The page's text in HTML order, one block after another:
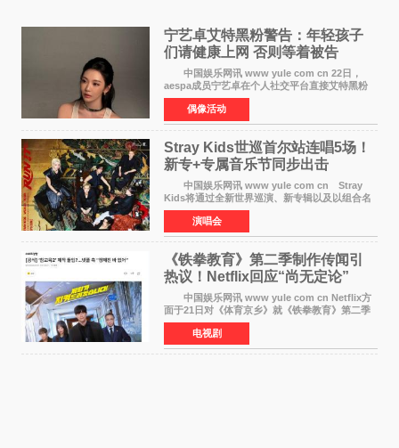
宁艺卓艾特黑粉警告：年轻孩子
们​请健康上网 否则等着被告
中国娱乐网讯 www yule com cn 22日，
aespa成员宁艺卓在个人社交平台直接艾特黑粉
账号，正面喊话回应长期以来的恶意攻击，引发
广泛关注。 宁艺卓在文中表示，自己早已注
意到部分网友持续
偶像活动
Stray Kids世巡首尔站连唱5场！
新专+专属音乐节同步出击
中国娱乐网讯 www yule com cn Stray
Kids将通过全新世界巡演、新专辑以及以组合名
义打造的专属音乐节等一系列全球活动，开启事
业发展的全新篇章。 Stray Kids将于7月25日
至26日、29日
演唱会
《铁拳教育》第二季制作传闻引
热议！Netflix回应“尚无定论”
中国娱乐网讯 www yule com cn Netflix方
面于21日对《体育京乡》就《铁拳教育》第二季
制作传闻划清界限，表示尚无定论。然而，业界
却有传闻称已就《铁拳教育》第二季的制作展开
了讨论——《
电视剧